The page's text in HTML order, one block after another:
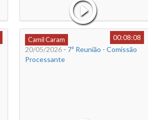
Camil Caram
00:08:08
20/05/2026- 7ª Reunião - Comissão
Processante